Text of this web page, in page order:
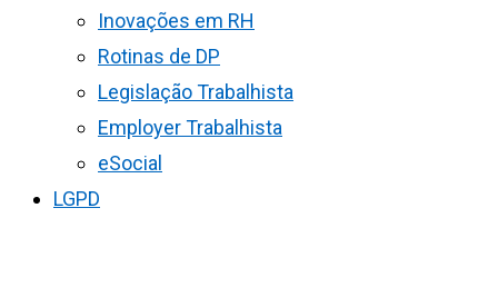
Inovações em RH
Rotinas de DP
Legislação Trabalhista
Employer Trabalhista
eSocial
LGPD